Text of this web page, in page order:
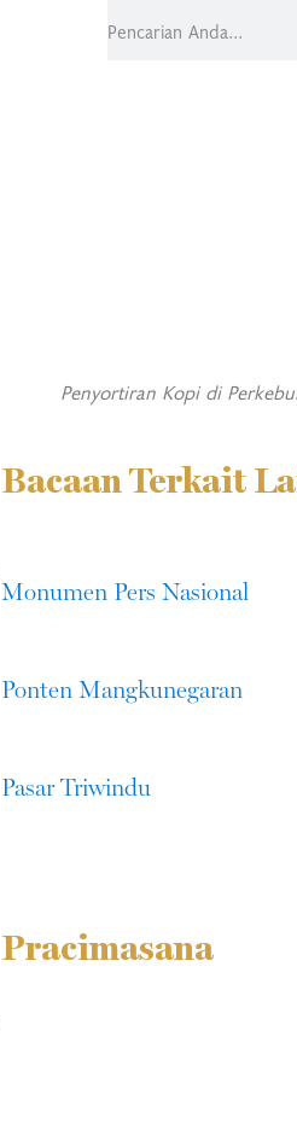
Penyortiran Kopi di
Bacaan Terkait
Monumen Pers Nasional
Ponten Mangkunegaran
Pasar Triwindu
Pracimasana